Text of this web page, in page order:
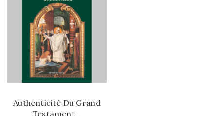
Authenticité Du Grand
Testament...